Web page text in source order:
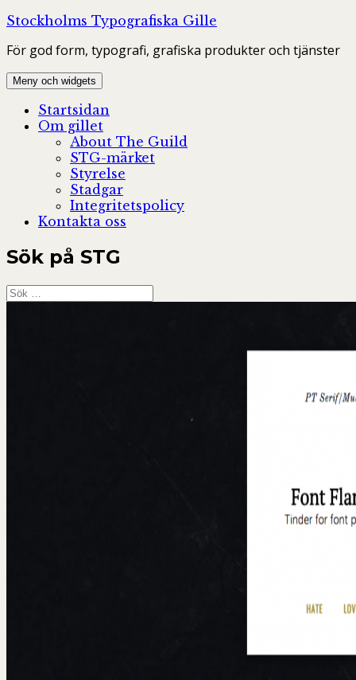
Hoppa
innehåll
Stockholms Typografiska Gille
För god form, typografi, grafiska produkter och tjänster
Meny och widgets
Startsidan
Om gillet
About The Guild
STG-märket
Styrelse
Stadgar
Integritetspolicy
Kontakta oss
Sök på STG
Sök
efter: